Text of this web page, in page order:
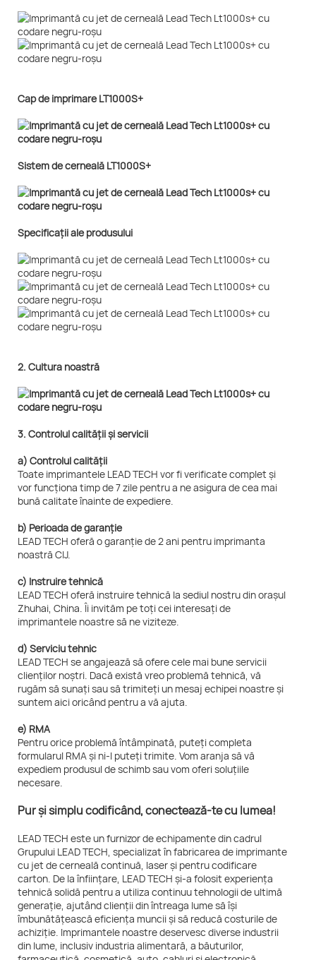
Cap de imprimare LT1000S+
Sistem de cerneală LT1000S+
Specificații ale produsului
2. Cultura noastră
3. Controlul calității și servicii
a) Controlul calității
Toate imprimantele LEAD TECH vor fi verificate complet și
vor funcționa timp de 7 zile pentru a ne asigura de cea mai
bună calitate înainte de expediere.
b) Perioada de garanție
LEAD TECH oferă o garanție de 2 ani pentru imprimanta
noastră CIJ.
c) Instruire tehnică
LEAD TECH oferă instruire tehnică la sediul nostru din orașul
Zhuhai, China. Îi invităm pe toți cei interesați de
imprimantele noastre să ne viziteze.
d) Serviciu tehnic
LEAD TECH se angajează să ofere cele mai bune servicii
clienților noștri. Dacă există vreo problemă tehnică, vă
rugăm să sunați sau să trimiteți un mesaj echipei noastre și
suntem aici oricând pentru a vă ajuta.
e) RMA
Pentru orice problemă întâmpinată, puteți completa
formularul RMA și ni-l puteți trimite. Vom aranja să vă
expediem produsul de schimb sau vom oferi soluțiile
necesare.
Pur și simplu codificând, conectează-te cu lumea!
LEAD TECH este un furnizor de echipamente din cadrul
Grupului LEAD TECH, specializat în fabricarea de imprimante
cu jet de cerneală continuă, laser și pentru codificare
carton. De la înființare, LEAD TECH și-a folosit experiența
tehnică solidă pentru a utiliza continuu tehnologii de ultimă
generație, ajutând clienții din întreaga lume să își
îmbunătățească eficiența muncii și să reducă costurile de
achiziție. Imprimantele noastre deservesc diverse industrii
din lume, inclusiv industria alimentară, a băuturilor,